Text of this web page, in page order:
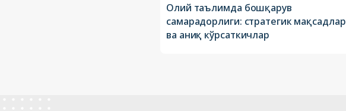
Олий таълимда бошқарув
самарадорлиги: стратегик мақсадлар
ва аниқ кўрсаткичлар